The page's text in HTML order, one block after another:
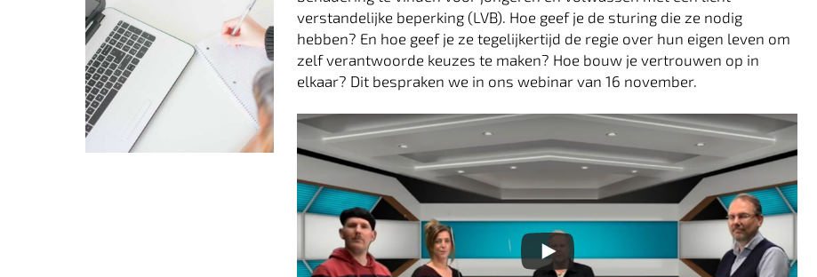
verstandelijke beperking (LVB). Hoe geef je de sturing die ze nodig
hebben? En hoe geef je ze tegelijkertijd de regie over hun eigen leven om
zelf verantwoorde keuzes te maken? Hoe bouw je vertrouwen op in
elkaar? Dit bespraken we in ons webinar van 16 november.